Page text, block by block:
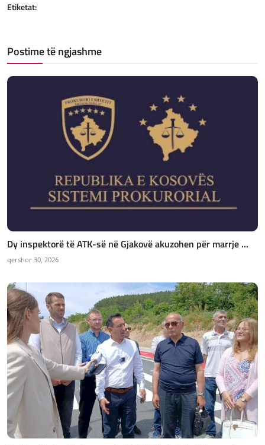
Etiketat:
Postime të ngjashme
Dy inspektorë të ATK-së në Gjakovë akuzohen për marrje ...
qershor 30, 2026